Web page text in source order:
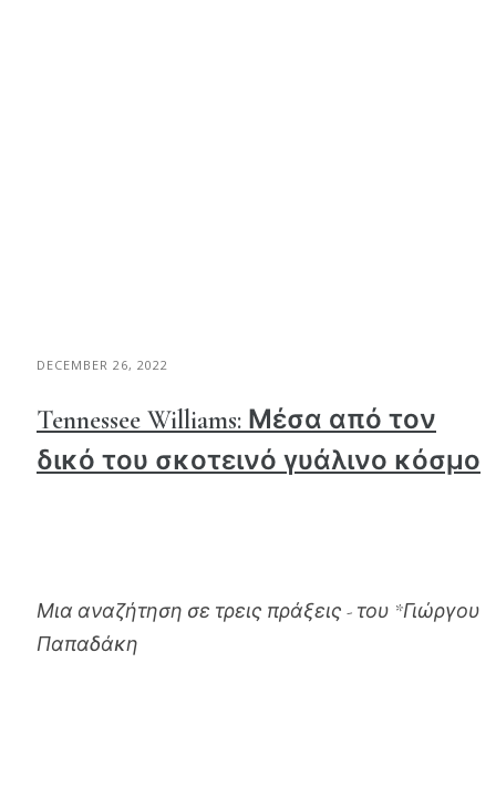
DECEMBER 26, 2022
Tennessee Williams: Μέσα από τον
δικό του σκοτεινό γυάλινο κόσμο
Μια αναζήτηση σε τρεις πράξεις - του *Γιώργου
Παπαδάκη